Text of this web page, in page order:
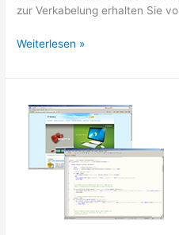
zur Verkabelung erhalten Sie
Netzwerktechnik
Weiterlesen »